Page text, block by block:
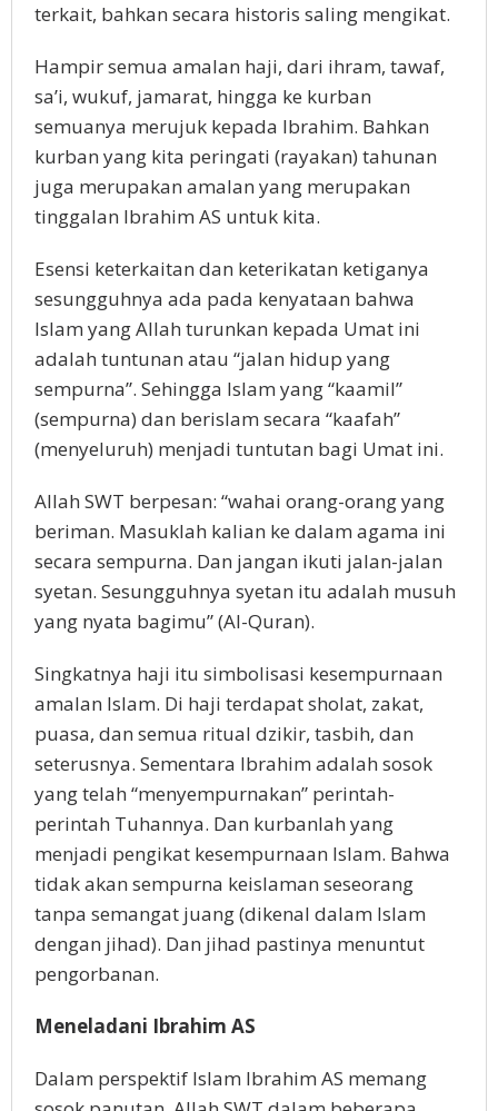
terkait, bahkan secara historis saling mengikat.
Hampir semua amalan haji, dari ihram, tawaf,
sa’i, wukuf, jamarat, hingga ke kurban
semuanya merujuk kepada Ibrahim. Bahkan
kurban yang kita peringati (rayakan) tahunan
juga merupakan amalan yang merupakan
tinggalan Ibrahim AS untuk kita.
Esensi keterkaitan dan keterikatan ketiganya
sesungguhnya ada pada kenyataan bahwa
Islam yang Allah turunkan kepada Umat ini
adalah tuntunan atau “jalan hidup yang
sempurna”. Sehingga Islam yang “kaamil”
(sempurna) dan berislam secara “kaafah”
(menyeluruh) menjadi tuntutan bagi Umat ini.
Allah SWT berpesan: “wahai orang-orang yang
beriman. Masuklah kalian ke dalam agama ini
secara sempurna. Dan jangan ikuti jalan-jalan
syetan. Sesungguhnya syetan itu adalah musuh
yang nyata bagimu” (Al-Quran).
Singkatnya haji itu simbolisasi kesempurnaan
amalan Islam. Di haji terdapat sholat, zakat,
puasa, dan semua ritual dzikir, tasbih, dan
seterusnya. Sementara Ibrahim adalah sosok
yang telah “menyempurnakan” perintah-
perintah Tuhannya. Dan kurbanlah yang
menjadi pengikat kesempurnaan Islam. Bahwa
tidak akan sempurna keislaman seseorang
tanpa semangat juang (dikenal dalam Islam
dengan jihad). Dan jihad pastinya menuntut
pengorbanan.
Meneladani Ibrahim AS
Dalam perspektif Islam Ibrahim AS memang